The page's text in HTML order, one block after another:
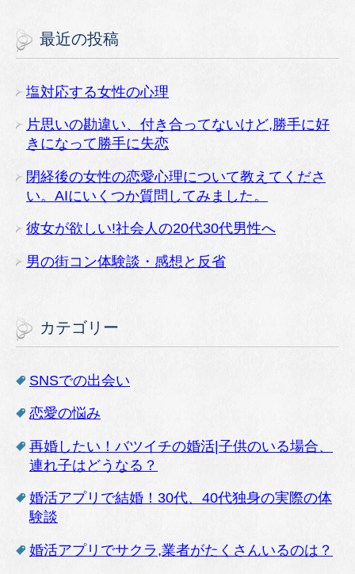
最近の投稿
塩対応する女性の心理
片思いの勘違い、付き合ってないけど,勝手に好
きになって勝手に失恋
閉経後の女性の恋愛心理について教えてくださ
い。AIにいくつか質問してみました。
彼女が欲しい!社会人の20代30代男性へ
男の街コン体験談・感想と反省
カテゴリー
SNSでの出会い
恋愛の悩み
再婚したい！バツイチの婚活|子供のいる場合、
連れ子はどうなる？
婚活アプリで結婚！30代、40代独身の実際の体
験談
婚活アプリでサクラ,業者がたくさんいるのは？